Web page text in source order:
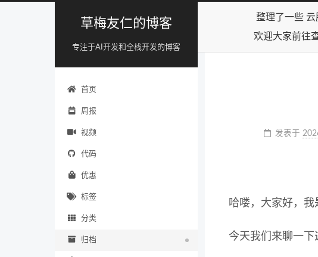
整理了一些 云
欢迎大家前往
草梅友仁的博客
专注于AI开发和全栈开发的博客
首页
周报
视频
代码
优惠
标签
分类
归档
发表于
哈喽，大家好，我
今天我们来聊一下